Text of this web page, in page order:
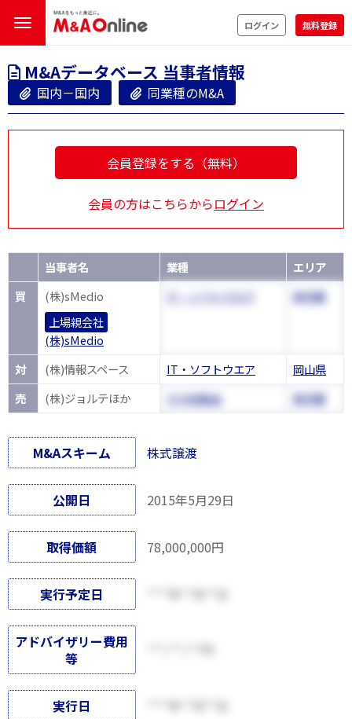
ログイン 無料登録
M&Aデータベース 当事者情報
国内－国内 同業種のM&A
会員登録をする（無料）
会員の方はこちらからログイン
当事者名 業種
エリア
買
(株)sMedio
上場親会社
(株)sMedio
IT・ソフトウエア 東京都
対 (株)情報スペース IT・ソフトウエア
岡山県
売
(株)ジョルテほか その他製品 東京都
M&Aスキーム 株式譲渡
公開日 2015年5月29日
取得価額 78,000,000円
実行予定日
アドバイザリー費用
等
実行日